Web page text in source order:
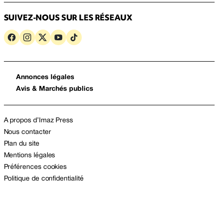
SUIVEZ-NOUS SUR LES RÉSEAUX
Annonces légales
Avis & Marchés publics
A propos d’Imaz Press
Nous contacter
Plan du site
Mentions légales
Préférences cookies
Politique de confidentialité